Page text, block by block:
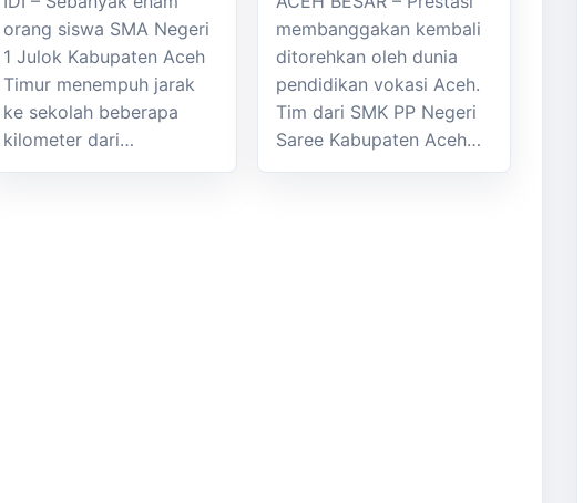
orang siswa SMA Negeri
1 Julok Kabupaten Aceh
Timur menempuh jarak
ke sekolah beberapa
kilometer dari…
membanggakan kembali
ditorehkan oleh dunia
pendidikan vokasi Aceh.
Tim dari SMK PP Negeri
Saree Kabupaten Aceh…